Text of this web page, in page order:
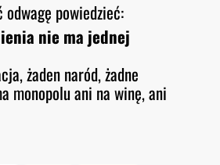
powiedzieć:
nie ma jednej
żaden naród, żadne
monopolu ani na winę, ani